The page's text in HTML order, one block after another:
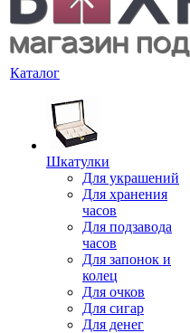
Каталог
Шкатулки
Для украшений
Для хранения
часов
Для подзавода
часов
Для запонок и
колец
Для очков
Для сигар
Для денег